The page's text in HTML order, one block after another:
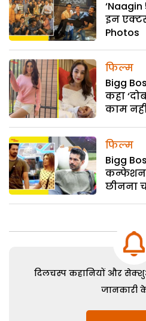
इन
Photos
फिल्म
Bigg
कहा
काम
फिल्म
Bigg
कन्फेशन
छीनना
दिलचस्प कहानियों और
जानकारी